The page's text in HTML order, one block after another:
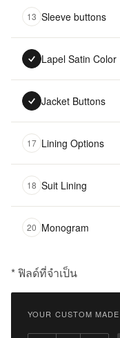
13 Sleeve buttons
Lapel Satin Color
Jacket Buttons
17 Lining Options
18 Suit Lining
20 Monogram
* ฟิลด์ที่จำเป็น
฿
Qty:
YOUR CUSTOM MADE